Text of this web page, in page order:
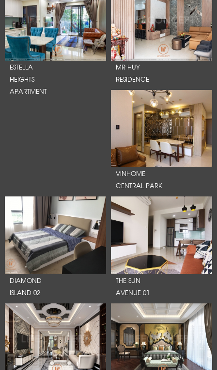
ESTELLA
HEIGHTS
APARTMENT
MR HUY
RESIDENCE
VINHOME
CENTRAL PARK
DIAMOND
ISLAND 02
THE SUN
AVENUE 01